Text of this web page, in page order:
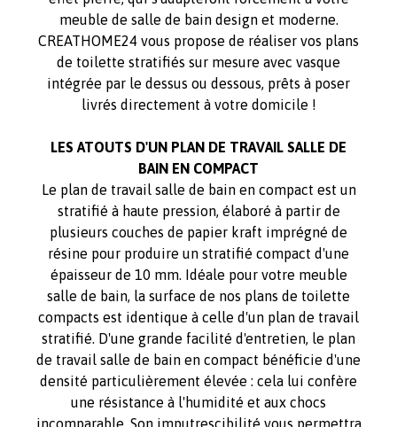
meuble de salle de bain design et moderne.
CREATHOME24 vous propose de réaliser vos plans
de toilette stratifiés sur mesure avec vasque
intégrée par le dessus ou dessous, prêts à poser
livrés directement à votre domicile !
LES ATOUTS D'UN PLAN DE TRAVAIL SALLE DE
BAIN EN COMPACT
Le plan de travail salle de bain en compact est un
stratifié à haute pression, élaboré à partir de
plusieurs couches de papier kraft imprégné de
résine pour produire un stratifié compact d'une
épaisseur de 10 mm. Idéale pour votre meuble
salle de bain, la surface de nos plans de toilette
compacts est identique à celle d'un plan de travail
stratifié. D'une grande facilité d'entretien, le plan
de travail salle de bain en compact bénéficie d'une
densité particulièrement élevée : cela lui confère
une résistance à l'humidité et aux chocs
incomparable. Son imputrescibilité vous permettra